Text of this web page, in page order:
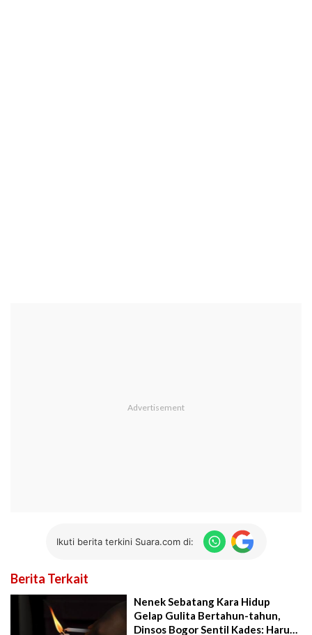
Ikuti berita terkini Suara.com di:
Berita Terkait
Nenek Sebatang Kara Hidup
Gelap Gulita Bertahun-tahun,
Dinsos Bogor Sentil Kades: Harus